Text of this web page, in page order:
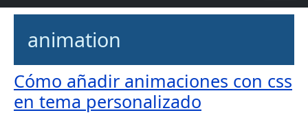
animation
Cómo añadir animaciones con css
en tema personalizado